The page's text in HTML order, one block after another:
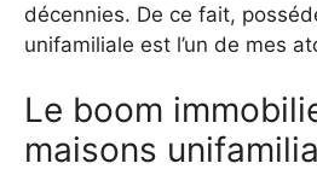
décennies. De ce fait,
unifamiliale est l’un de mes
Le boom
maisons